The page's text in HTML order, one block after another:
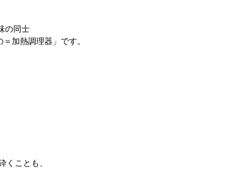
の同士
加熱調理器」です。
ことも、